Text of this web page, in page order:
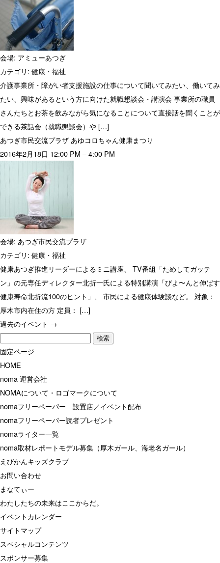
会場: アミューあつぎ
カテゴリ: 健康・福祉
介護事業所・障がい者支援施設の仕事について聞いてみたい、働いてみ
たい、興味があるという方に向けた就職懇談会・講演会 事業所の職員
さんたちとお茶を飲みながら気になることについて直接話を聞くことが
できる茶話会（就職懇談会）や […]
あつぎ市民交流プラザ あゆコロちゃん健康まつり
2016年2月18日 12:00 PM –4:00 PM
会場: あつぎ市民交流プラザ
カテゴリ: 健康・福祉
健康あつぎ推進リーダーによるミニ講座、 TV番組「ためしてガッテ
ン」の元専任ディレクター北折一氏による特別講演「びよ〜んと伸ばす
健康寿命北折流100のヒント」、 市民による健康体験談など。 対象：
厚木市内在住の方 定員： […]
過去のイベント →
検
索:
固定ページ
HOME
noma 運営会社
NOMAについて・ロゴマークについて
nomaフリーペーパー 設置店／イベント配布
nomaフリーペーパー読者プレゼント
nomaライター一覧
noma取材レポートモデル募集（厚木ガール、海老名ガール）
えびかんキッズクラブ
お問い合わせ
まなてぃー
わたしたちの未来はここからだ。
イベントカレンダー
サイトマップ
スペシャルコンテンツ
スポンサー募集